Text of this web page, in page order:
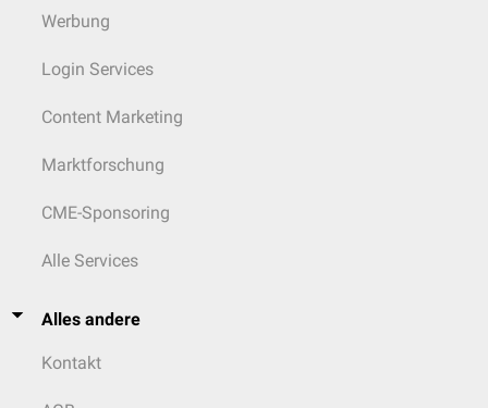
Werbung
Login Services
Content Marketing
Marktforschung
CME-Sponsoring
Alle Services
Alles andere
Kontakt